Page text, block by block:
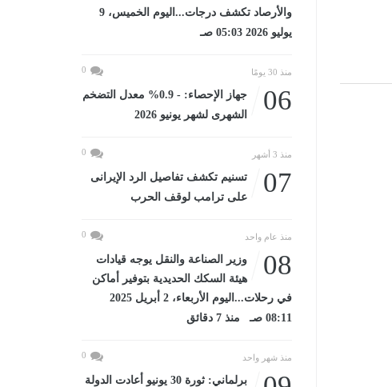
والأرصاد تكشف درجات...اليوم الخميس، 9
يوليو 2026 05:03 صـ
منذ 30 يومًا 0
06
جهاز الإحصاء: - 0.9% معدل التضخم
الشهرى لشهر يونيو 2026
منذ 3 أشهر 0
07
تسنيم تكشف تفاصيل الرد الإيرانى
على ترامب لوقف الحرب
منذ عام واحد 0
08
وزير الصناعة والنقل يوجه قيادات
هيئة السكك الحديدية بتوفير أماكن
في رحلات...اليوم الأربعاء، 2 أبريل 2025
08:11 صـ منذ 7 دقائق
منذ شهر واحد 0
برلماني: ثورة 30 يونيو أعادت الدولة